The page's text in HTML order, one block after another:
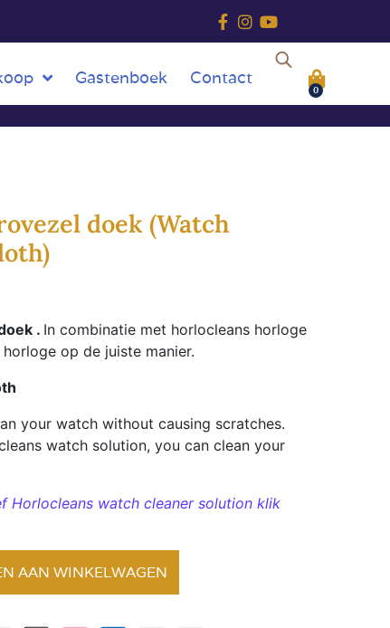
Gastenboek Contact
0
doek (Watch
. In combinatie met horlocleans horloge
op de juiste manier.
your watch without causing scratches.
watch solution, you can clean your
Horlocleans watch cleaner solution klik
AAN WINKELWAGEN